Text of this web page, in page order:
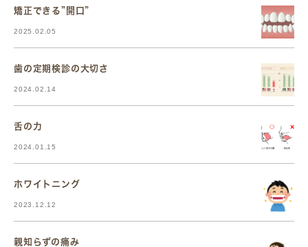
矯正できる”開口”
2025.02.05
歯の定期検診の大切さ
2024.02.14
舌の力
2024.01.15
ホワイトニング
2023.12.12
親知らずの痛み